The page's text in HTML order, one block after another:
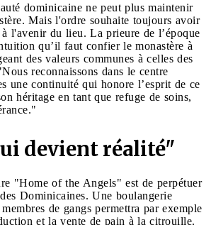
dominicaine ne peut plus maintenir
Mais l'ordre souhaite toujours avoir
l'avenir du lieu. La prieure de l’époque
qu’il faut confier le monastère à
des valeurs communes à celles des
reconnaissons dans le centre
une continuité qui honore l’esprit de ce
héritage en tant que refuge de soins,
devient réalité"
"Home of the Angels" est de perpétuer
Dominicaines. Une boulangerie
de gangs permettra par exemple
et la vente de pain à la citrouille.